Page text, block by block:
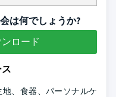
は何でしょうか?
ロード
地、食器、パーソナルケ